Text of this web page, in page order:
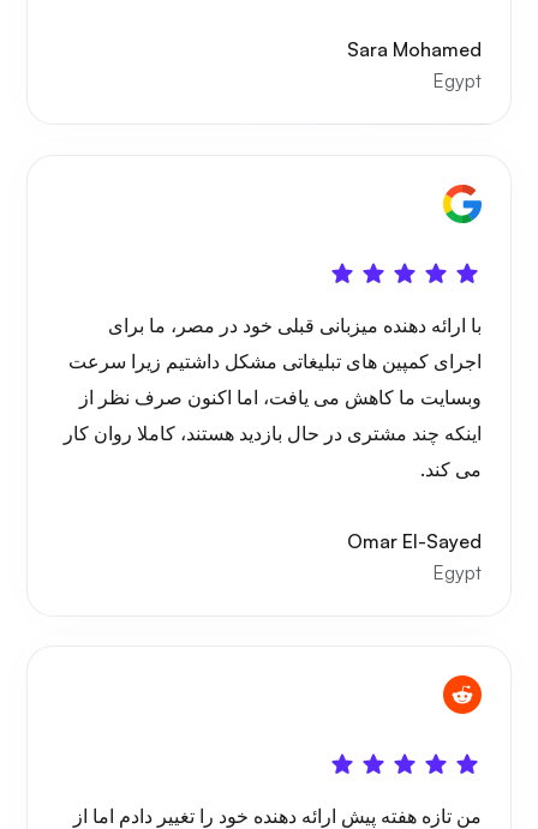
شگفتی
گرافانا
Sara Mohamed
Egypt
با ارائه دهنده میزبانی قبلی خود در مصر، ما برای
اجرای کمپین های تبلیغاتی مشکل داشتیم زیرا سرعت
وبسایت ما کاهش می یافت، اما اکنون صرف نظر از
اینکه چند مشتری در حال بازدید هستند، کاملا روان کار
می کند.
Omar El-Sayed
Egypt
من تازه هفته پیش ارائه دهنده خود را تغییر دادم اما از